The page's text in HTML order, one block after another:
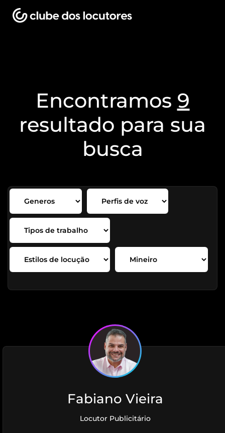
Encontramos 9
resultado para sua
busca
Fabiano Vieira
Locutor Publicitário